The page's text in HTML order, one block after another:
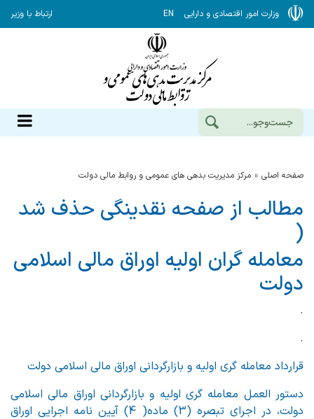
وزارت امور اقتصادی و دارایی EN ارتباط با وزیر
صفحه اصلی مرکز مدیریت بدهی های عمومی و روابط مالی دولت
مطالب از صفحه نقدینگی حذف شد
(
معامله گران اولیه اوراق مالی اسلامی
دولت
.
.
قرارداد معامله گری اولیه و بازارگردانی اوراق مالی اسلامی دولت
دستور العمل معامله گری اولیه و بازارگردانی اوراق مالی اسلامی
دولت، در اجرای تبصره (3) ماده( 4) آیین نامه اجرایی اوراق